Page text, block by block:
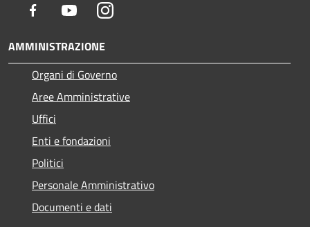
Facebook YoutubeInstagram
AMMINISTRAZIONE
Organi di Governo
Aree Amministrative
Uffici
Enti e fondazioni
Politici
Personale Amministrativo
Documenti e dati